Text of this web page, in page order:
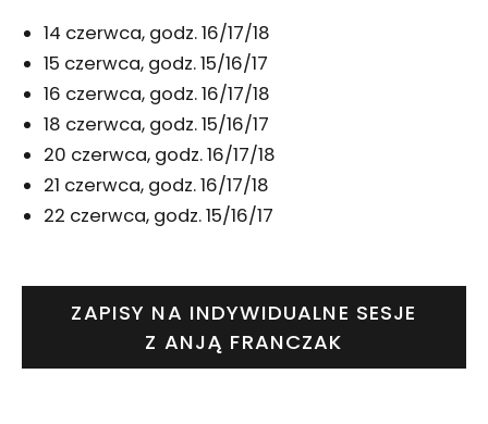
14 czerwca, godz. 16/17/18
15 czerwca, godz. 15/16/17
16 czerwca, godz. 16/17/18
18 czerwca, godz. 15/16/17
20 czerwca, godz. 16/17/18
21 czerwca, godz. 16/17/18
22 czerwca, godz. 15/16/17
ZAPISY NA INDYWIDUALNE SESJE
Z ANJĄ FRANCZAK